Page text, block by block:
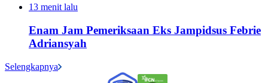
13 menit lalu
Enam Jam Pemeriksaan Eks Jampidsus Febrie
Adriansyah
Selengkapnya